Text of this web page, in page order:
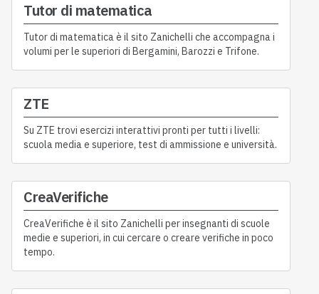
Tutor di matematica
Tutor di matematica è il sito Zanichelli che accompagna i
volumi per le superiori di Bergamini, Barozzi e Trifone.
ZTE
Su ZTE trovi esercizi interattivi pronti per tutti i livelli:
scuola media e superiore, test di ammissione e università.
CreaVerifiche
CreaVerifiche è il sito Zanichelli per insegnanti di scuole
medie e superiori, in cui cercare o creare verifiche in poco
tempo.